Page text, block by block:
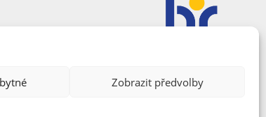
Zobrazit předvolby